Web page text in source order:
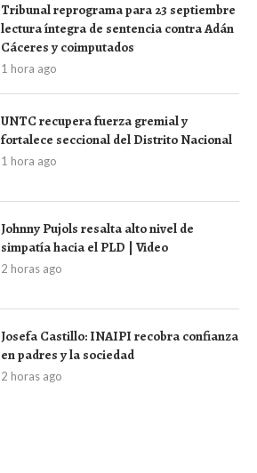
Tribunal reprograma para 23 septiembre
lectura íntegra de sentencia contra Adán
Cáceres y coimputados
1 hora ago
UNTC recupera fuerza gremial y
fortalece seccional del Distrito Nacional
1 hora ago
Johnny Pujols resalta alto nivel de
simpatía hacia el PLD | Video
2 horas ago
Josefa Castillo: INAIPI recobra confianza
en padres y la sociedad
2 horas ago